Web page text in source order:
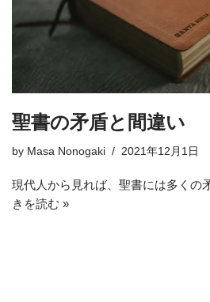
聖書の矛盾と間違い
by Masa Nonogaki 2021年12月1日
現代人から見れば、聖書には多くの
きを読む »